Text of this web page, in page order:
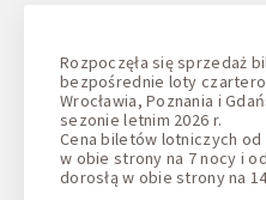
Rozpoczęła się sprzedaż
bezpośrednie loty
Wrocławia, Poznania i
sezonie letnim 2026 r.
Cena biletów lotniczych od
w obie strony na 7 nocy i od
dorosłą w obie strony na